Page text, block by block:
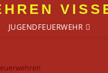
JUGENDFEUERWEHR